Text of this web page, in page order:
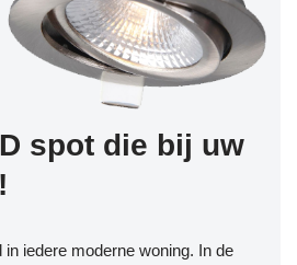
spot die bij uw
iedere moderne woning. In de